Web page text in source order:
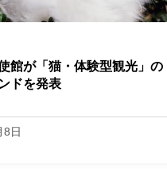
館が「猫・体験型観光」の
ドを発表
8日